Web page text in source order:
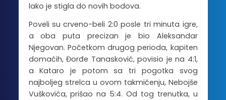
lako je stigla do novih bodova.
Poveli su crveno-beli 2:0 posle tri minuta igre,
a oba puta precizan je bio Aleksandar
Njegovan. Početkom drugog perioda, kapiten
domaćih, Đorđe Tanasković, povisio je na 4:1,
a Kataro je potom sa tri pogotka svog
najboljeg strelca u ovom takmičenju, Nebojše
Vuškovića, prišao na 5:4. Od tog trenutka, u